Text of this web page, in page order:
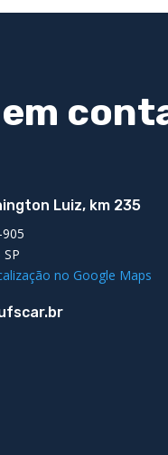
Luiz, km 235
905
no Google Maps